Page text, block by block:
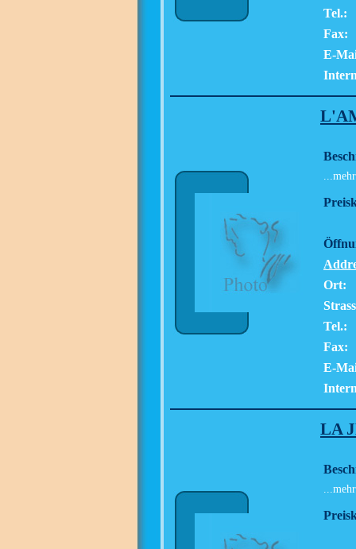
Tel.:
Fax:
E-
...mehr
Ort:
Tel.:
Fax:
E-
LA
...mehr